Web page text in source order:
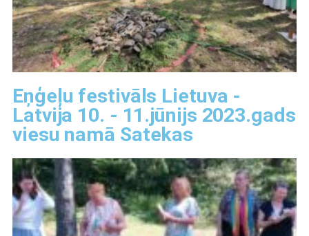
Eņģeļu festivāls Lietuva -
Latvija 10. - 11.jūnijs 2023.gads
viesu namā Satekas